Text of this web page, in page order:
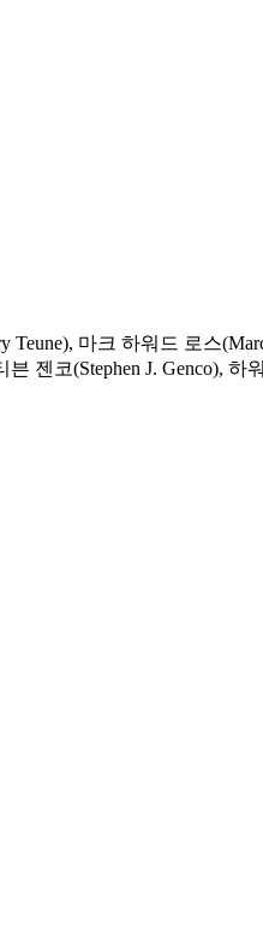
마크 하워드 로스
젠코(Stephen J. Genco), 하